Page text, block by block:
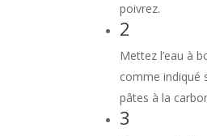
poivrez.
2
Mettez l’eau à
comme indiqué
pâtes à la
3